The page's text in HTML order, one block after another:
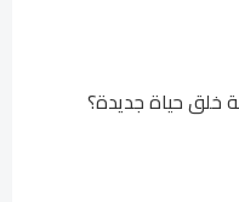
خلق حياة جديدة؟